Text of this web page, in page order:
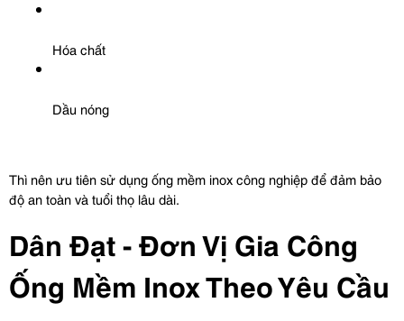
Hóa chất
Dầu nóng
Thì nên ưu tiên sử dụng ống mềm inox công nghiệp để đảm bảo
độ an toàn và tuổi thọ lâu dài.
Dân Đạt - Đơn Vị Gia Công
Ống Mềm Inox Theo Yêu Cầu